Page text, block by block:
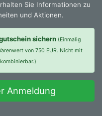
Sie Informationen zu
und Aktionen.
sichern (Einmalig
von 750 EUR. Nicht mit
Anmeldung